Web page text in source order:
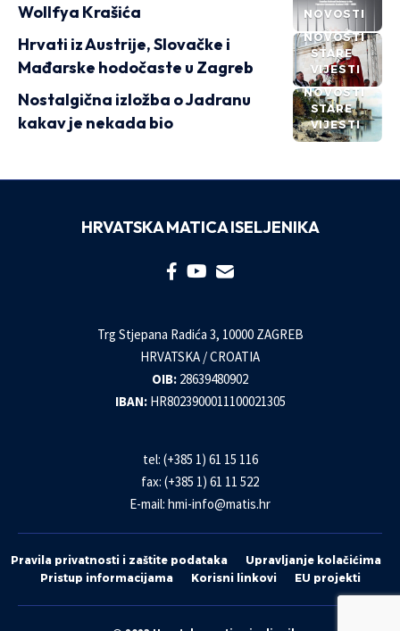
NOVOSTI
Wollfya Krašića
NOVOSTI
STARE
VIJESTI
Hrvati iz Austrije, Slovačke i
Mađarske hodočaste u Zagreb
NOVOSTI
STARE
VIJESTI
Nostalgična izložba o Jadranu
kakav je nekada bio
HRVATSKA MATICA ISELJENIKA
Trg Stjepana Radića 3, 10000 ZAGREB
HRVATSKA / CROATIA
OIB: 28639480902
IBAN: HR8023900011100021305
tel: (+385 1) 61 15 116
fax: (+385 1) 61 11 522
E-mail: hmi-info@matis.hr
Pravila privatnosti i zaštite podataka
Upravljanje kolačićima
Pristup informacijama
Korisni linkovi EU projekti